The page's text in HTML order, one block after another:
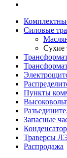
Силовые
Сухие
Пункты
Запасные
Траверсы
Распродажа